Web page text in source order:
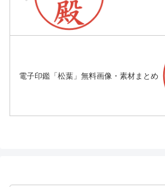
電子印鑑「松葉」無料画像・素材まとめ